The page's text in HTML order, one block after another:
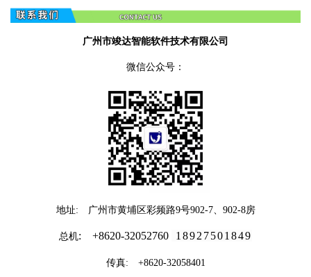
广州市竣达智能软件技术有限公司
微信公众号：
地址: 广州市黄埔区彩频路9号902-7、902-8房
总机: +8620-32052760 18927501849
传真: +8620-32058401